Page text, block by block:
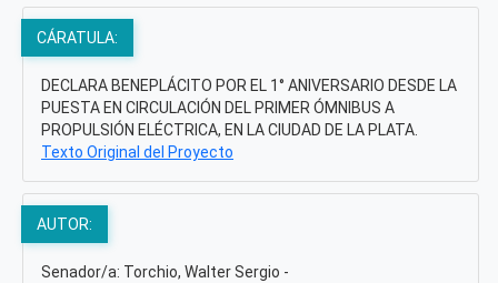
CÁRATULA:
DECLARA BENEPLÁCITO POR EL 1° ANIVERSARIO DESDE LA
PUESTA EN CIRCULACIÓN DEL PRIMER ÓMNIBUS A
PROPULSIÓN ELÉCTRICA, EN LA CIUDAD DE LA PLATA.
Texto Original del Proyecto
AUTOR:
Senador/a: Torchio, Walter Sergio -